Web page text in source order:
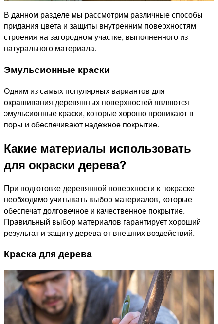
В данном разделе мы рассмотрим различные способы
придания цвета и защиты внутренним поверхностям
строения на загородном участке, выполненного из
натурального материала.
Эмульсионные краски
Одним из самых популярных вариантов для
окрашивания деревянных поверхностей являются
эмульсионные краски, которые хорошо проникают в
поры и обеспечивают надежное покрытие.
Какие материалы использовать
для окраски дерева?
При подготовке деревянной поверхности к покраске
необходимо учитывать выбор материалов, которые
обеспечат долговечное и качественное покрытие.
Правильный выбор материалов гарантирует хороший
результат и защиту дерева от внешних воздействий.
Краска для дерева